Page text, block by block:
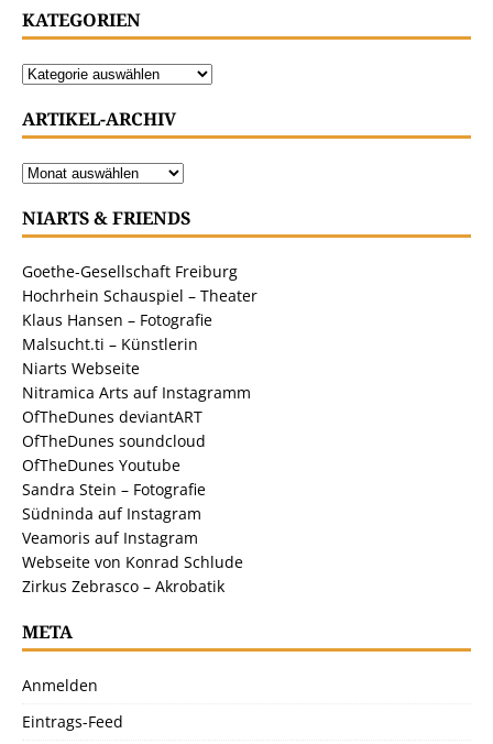
KATEGORIEN
ARTIKEL-ARCHIV
NIARTS & FRIENDS
Goethe-Gesellschaft Freiburg
Hochrhein Schauspiel – Theater
Klaus Hansen – Fotografie
Malsucht.ti – Künstlerin
Niarts Webseite
Nitramica Arts auf Instagramm
OfTheDunes deviantART
OfTheDunes soundcloud
OfTheDunes Youtube
Sandra Stein – Fotografie
Südninda auf Instagram
Veamoris auf Instagram
Webseite von Konrad Schlude
Zirkus Zebrasco – Akrobatik
META
Anmelden
Eintrags-Feed